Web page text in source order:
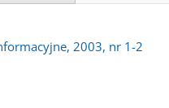
2003, nr 1-2